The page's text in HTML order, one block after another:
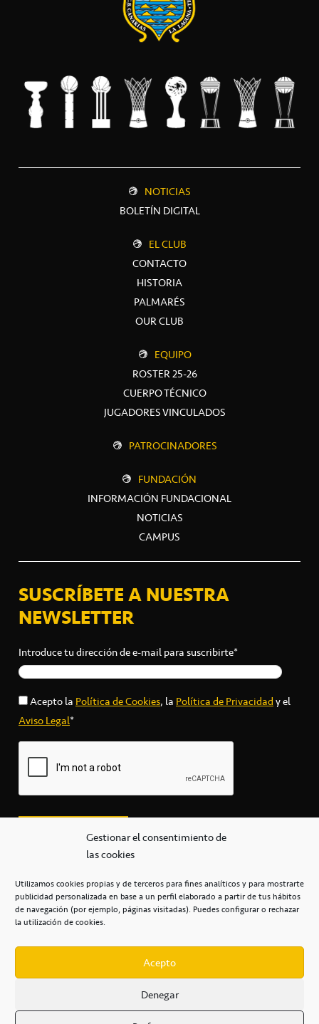
Gestionar el consentimiento de
las cookies
Utilizamos cookies propias y de terceros para fines analíticos y para mostrarte
publicidad personalizada en base a un perfil elaborado a partir de tus hábitos
de navegación (por ejemplo, páginas visitadas). Puedes configurar o rechazar
la utilización de cookies.
Acepto
Denegar
NOTICIAS
BOLETÍN DIGITAL
EL CLUB
CONTACTO
HISTORIA
PALMARÉS
OUR CLUB
EQUIPO
ROSTER 25-26
CUERPO TÉCNICO
JUGADORES VINCULADOS
PATROCINADORES
FUNDACIÓN
INFORMACIÓN FUNDACIONAL
NOTICIAS
CAMPUS
SUSCRÍBETE A NUESTRA
NEWSLETTER
Introduce tu dirección de e-mail para suscribirte*
Acepto laPolítica de Cookies, laPolítica de Privacidady el
Aviso Legal*
secretaria@cbcanarias.es
+34 922 253 684
Casa del Deporte / 38108 – La Laguna
POLÍTICA DE PRIVACIDAD / POLÍTICA DE COOKIES /